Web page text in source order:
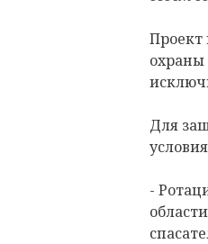
Проект
охраны
Для
-